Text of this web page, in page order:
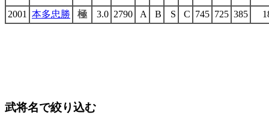
2001
本多忠勝 極 3.0 2790 A B S C 745 725 385
武将名で絞り込む